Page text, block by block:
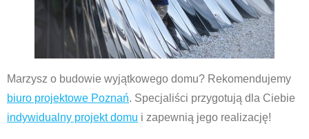
Marzysz o budowie wyjątkowego domu? Rekomendujemy
biuro projektowe Poznań. Specjaliści przygotują dla Ciebie
indywidualny projekt domu i zapewnią jego realizację!